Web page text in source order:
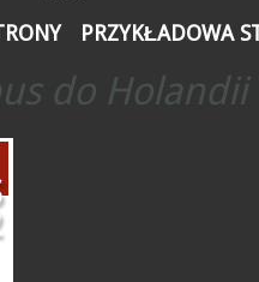
PRZYKŁADOWA
do Holandii